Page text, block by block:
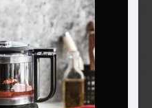
PİP STUDİO KIRMIZI GEYİK
PORSELEN KAHVALTI
TABAĞI 21 CM LOVE BİRDS
2.299 ₺